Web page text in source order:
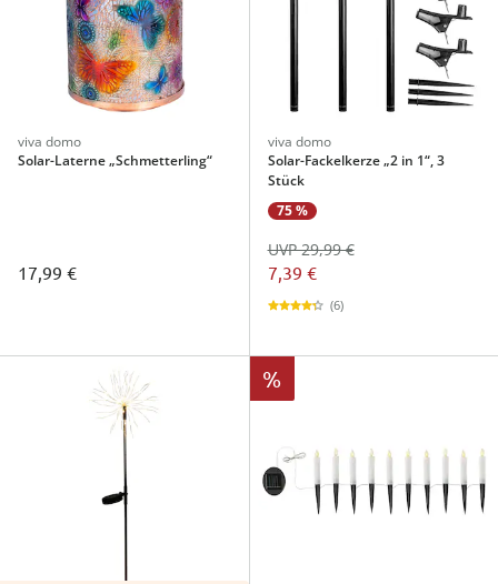
viva domo
Solar-Laterne „Schmetterling“
17,99 €
viva domo
Solar-Fackelkerze „2 in 1“, 3
Stück
75 %
7,39 €
UVP 29,99 €
(6)
%